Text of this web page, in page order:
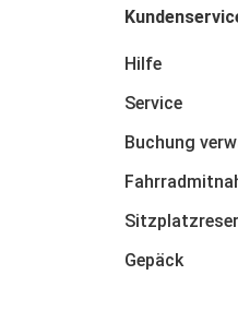
Hilfe
Service
Buchung
Gepäck